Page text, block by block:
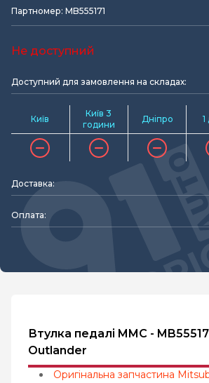
Партномер: MB555171
Не доступний
Доступний для замовлення на складах:
Київ
Київ 3
години
Дніпро 1
Доставка:
Оплата:
Втулка педалі MMC -
Outlander
Оригінальна запчастина